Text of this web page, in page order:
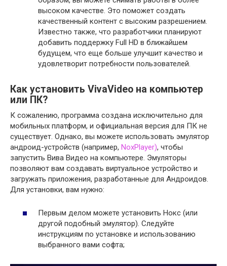
высоком качестве. Это поможет создать
качественный контент с высоким разрешением.
Известно также, что разработчики планируют
добавить поддержку Full HD в ближайшем
будущем, что еще больше улучшит качество и
удовлетворит потребности пользователей.
Как установить VivaVideo на компьютер
или ПК?
К сожалению, программа создана исключительно для
мобильных платформ, и официальная версия для ПК не
существует. Однако, вы можете использовать эмулятор
андроид-устройств (например, NoxPlayer), чтобы
запустить Вива Видео на компьютере. Эмуляторы
позволяют вам создавать виртуальное устройство и
загружать приложения, разработанные для Андроидов.
Для установки, вам нужно:
Первым делом можете установить Нокс (или
другой подобный эмулятор). Следуйте
инструкциям по установке и использованию
выбранного вами софта;